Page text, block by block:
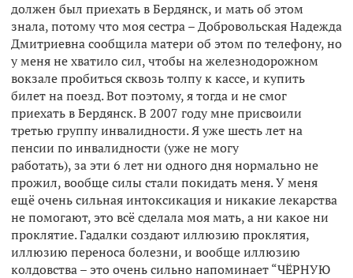
должен был приехать в Бердянск, и мать об этом
знала, потому что моя сестра – Добровольская Надежда
Дмитриевна сообщила матери об этом по телефону, но
у меня не хватило сил, чтобы на железнодорожном
вокзале пробиться сквозь толпу к кассе, и купить
билет на поезд. Вот поэтому, я тогда и не смог
приехать в Бердянск. В 2007 году мне присвоили
третью группу инвалидности. Я уже шесть лет на
пенсии по инвалидности (уже не могу
работать), за эти 6 лет ни одного дня нормально не
прожил, вообще силы стали покидать меня. У меня
ещё очень сильная интоксикация и никакие лекарства
не помогают, это всё сделала моя мать, а ни какое ни
проклятие. Гадалки создают иллюзию проклятия,
иллюзию переноса болезни, и вообще иллюзию
колдовства – это очень сильно напоминает “ЧЁРНУЮ